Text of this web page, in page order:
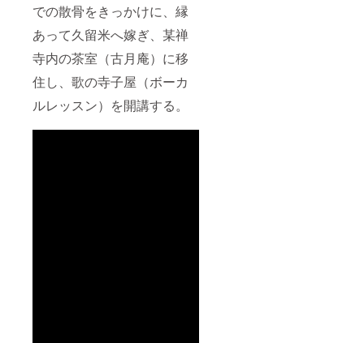
での散骨をきっかけに、縁
あって久留米へ嫁ぎ、某禅
寺内の茶室（古月庵）に移
住し、歌の寺子屋（ボーカ
ルレッスン）を開講する。